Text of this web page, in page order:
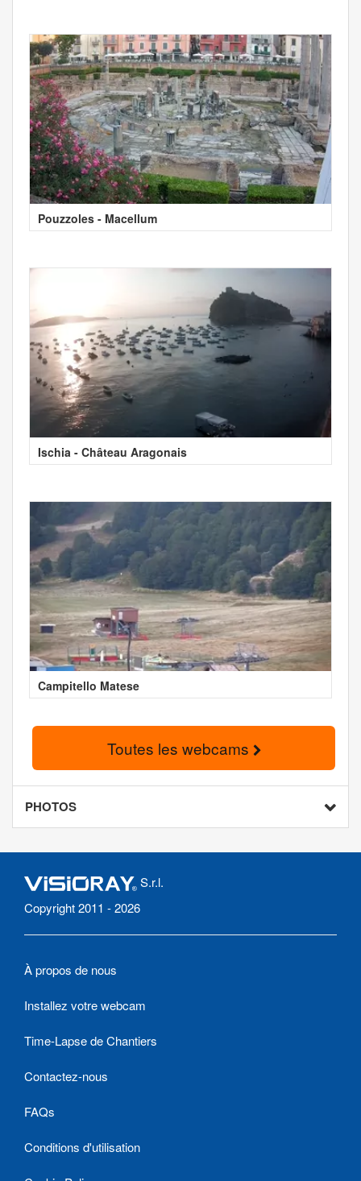
Pouzzoles - Macellum
Ischia - Château Aragonais
Campitello Matese
Toutes les webcams
PHOTOS
S.r.l.
Copyright 2011 - 2026
À propos de nous
Installez votre webcam
Time-Lapse de Chantiers
Contactez-nous
FAQs
Conditions d'utilisation